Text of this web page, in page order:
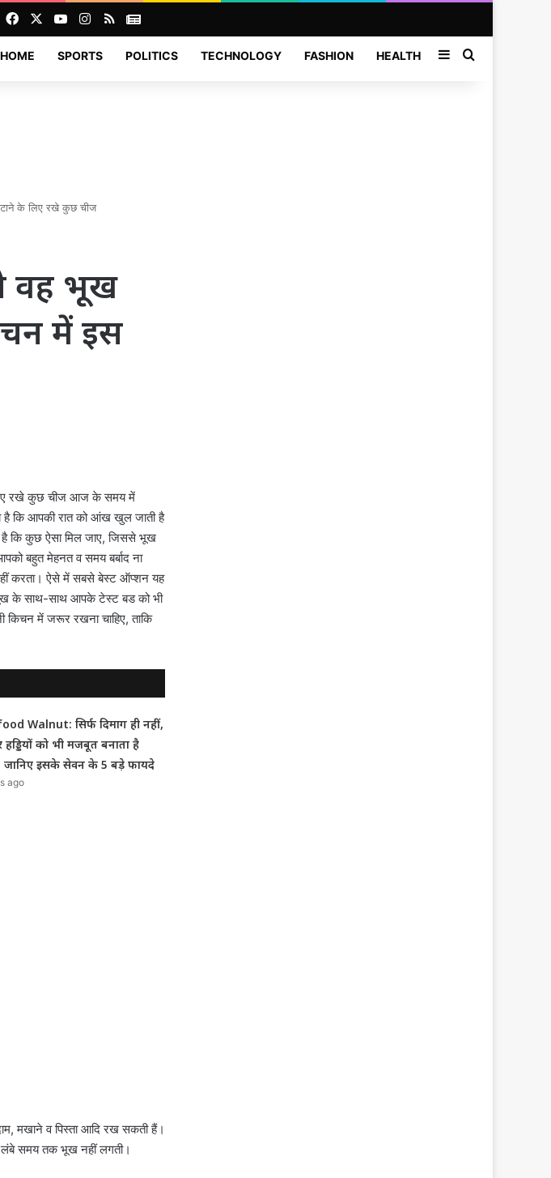
FacebookYouTubeInstagram
RSSNews
HOME SPORTS POLITICS TECHNOLOGY FASHION HEALTH SidebarSearch for
के लिए रखे कुछ चीज
वह भूख
में इस
रखे कुछ चीज आज के समय में
है कि आपकी रात को आंख खुल जाती है
है कि कुछ ऐसा मिल जाए, जिससे भूख
बहुत मेहनत व समय बर्बाद ना
करता। ऐसे में सबसे बेस्ट ऑप्शन यह
के साथ-साथ आपके टेस्ट बड को भी
में जरूर रखना चाहिए, ताकि
Walnut: सिर्फ दिमाग ही नहीं,
को भी मजबूत बनाता है
जानिए इसके सेवन के 5 बड़े फायदे
ago
मखाने व पिस्ता आदि रख सकती हैं।
समय तक भूख नहीं लगती।